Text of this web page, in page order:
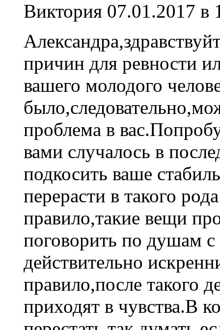
Виктория 07.01.2017 в
причин для ревности
вашего молодого
проблема в
вами случалось в
подкосить ваше
перерасти в такого
правило,такие вещи
поговорить по душам
действительно
правило,после такого
приходят в чувства.В